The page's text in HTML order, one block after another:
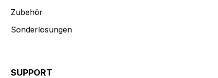
Zubehör
Sonderlösungen
SUPPORT